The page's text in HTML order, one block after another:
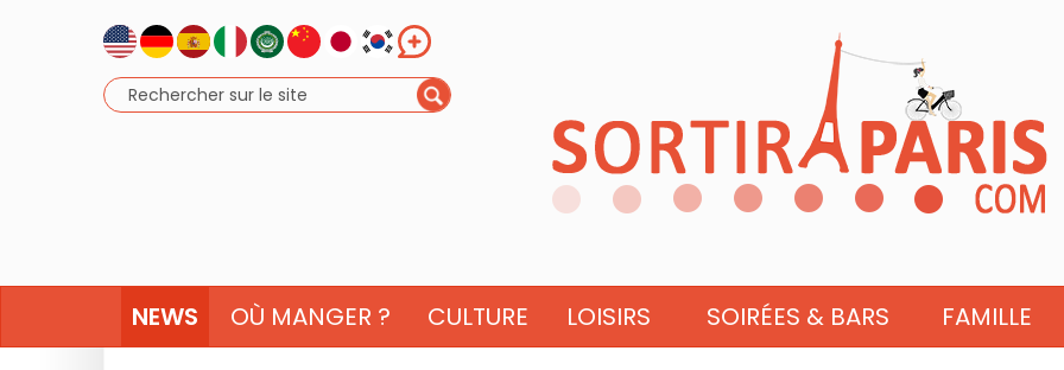
NEWS OÙ MANGER ? CULTURE LOISIRS SOIRÉES & BARS FAMILLE